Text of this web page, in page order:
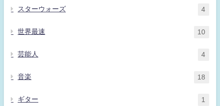
スターウォーズ 4
世界最速 10
芸能人 4
音楽 18
ギター 1